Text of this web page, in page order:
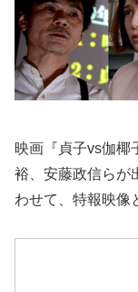
映画『貞子vs伽椰
裕、安藤政信らが
わせて、特報映像